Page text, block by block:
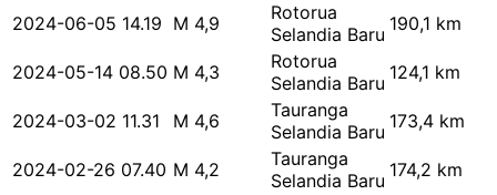
2024-06-05 14.19 M 4,9
Rotorua
Selandia Baru 190,1 km
2024-05-14 08.50 M 4,3
Rotorua
Selandia Baru 124,1 km
2024-03-02 11.31 M 4,6
Tauranga
Selandia Baru 173,4 km
2024-02-26 07.40 M 4,2
Tauranga
Selandia Baru 174,2 km